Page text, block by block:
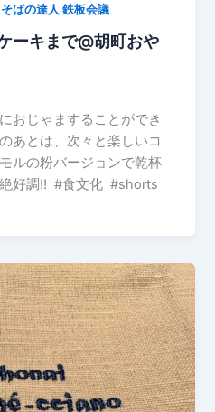
ばの達人 鉄板会議
ーキまで@胡町おや
おじゃますることができ
あとは、次々と楽しいコ
ルの粉バージョンで乾杯
好調‼︎ #食文化 #shorts